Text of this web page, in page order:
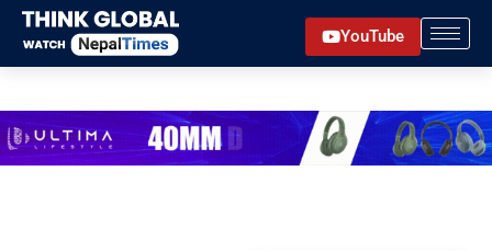
Skip
content
YouTube